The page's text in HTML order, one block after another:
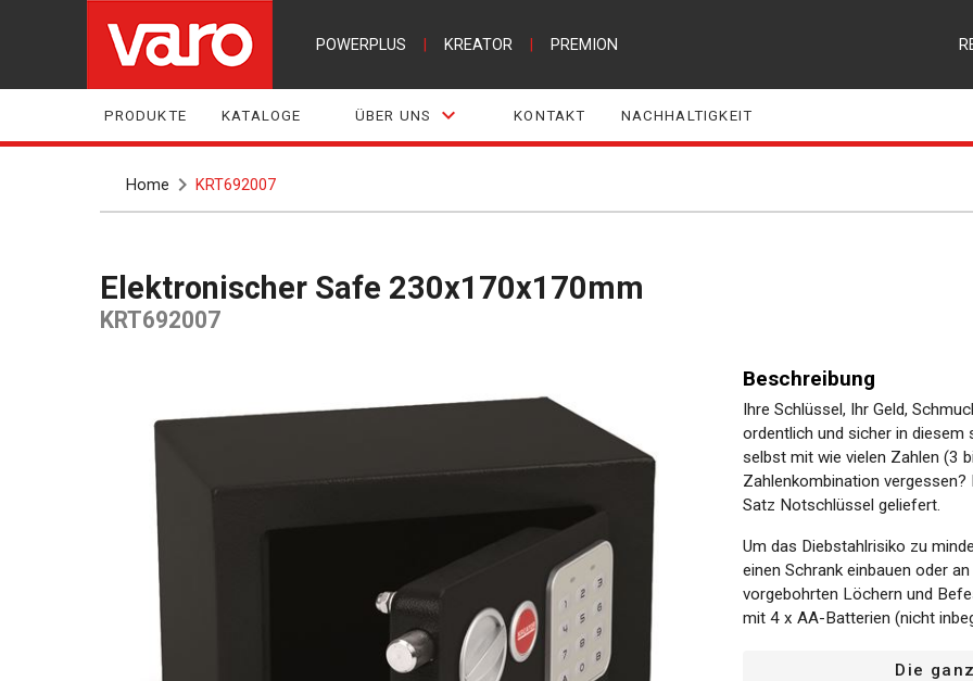
POWERPLUS KREATOR PREMION
PRODUKTE KATALOGE ÜBER UNS KONTAKT NACHHALTIGKEIT
Home KRT692007
Elektronischer Safe 230x170x170mm
KRT692007
Beschreibung
Ihre Schlüssel, Ihr Geld,
ordentlich und sicher in diesem
selbst mit wie vielen Zahlen (3
Zahlenkombination
Satz Notschlüssel geliefert.
Um das Diebstahlrisiko zu
einen Schrank einbauen oder
vorgebohrten Löchern und
mit 4 x AA-Batterien (nicht
Die